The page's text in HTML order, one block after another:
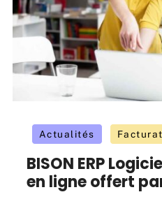
Actualités
BISON ERP
en ligne offert